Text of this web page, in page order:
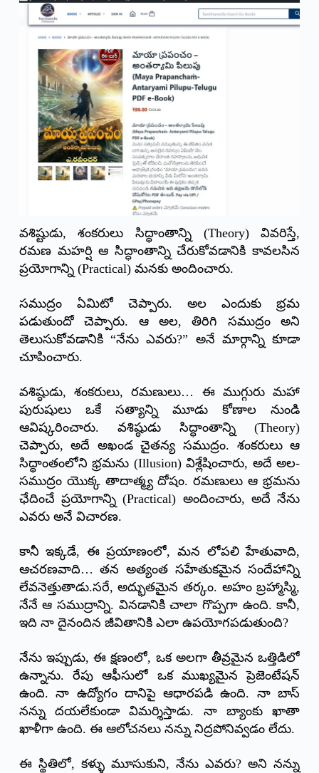
వశిష్టుడు, శంకరులు సిద్ధాంతాన్ని (Theory) వివరిస్తే,
రమణ మహర్షి ఆ సిద్ధాంతాన్ని చేరుకోవడానికి కావలసిన
ప్రయోగాన్ని (Practical) మనకు అందించారు.
సముద్రం ఏమిటో చెప్పారు. అల ఎందుకు భ్రమ
పడుతుందో చెప్పారు. ఆ అల, తిరిగి సముద్రం అని
తెలుసుకోవడానికి “నేను ఎవరు?” అనే మార్గాన్ని కూడా
చూపించారు.
వశిష్ఠుడు, శంకరులు, రమణులు… ఈ ముగ్గురు మహా
పురుషులు ఒకే సత్యాన్ని మూడు కోణాల నుండి
ఆవిష్కరించారు. వశిష్ఠుడు సిద్ధాంతాన్ని (Theory)
చెప్పారు, అదే అఖండ చైతన్య సముద్రం. శంకరులు ఆ
సిద్ధాంతంలోని భ్రమను (Illusion) విశ్లేషించారు, అదే అల-
సముద్రం యొక్క తాదాత్మ్య దోషం. రమణులు ఆ భ్రమను
ఛేదించే ప్రయోగాన్ని (Practical) అందించారు, అదే నేను
ఎవరు అనే విచారణ.
కానీ ఇక్కడే, ఈ ప్రయాణంలో, మన లోపలి హేతువాది,
ఆచరణవాది… తన అత్యంత సహేతుకమైన సందేహాన్ని
లేవనెత్తుతాడు.సరే, అద్భుతమైన తర్కం. అహం బ్రహ్మాస్మి,
నేనే ఆ సముద్రాన్ని. వినడానికి చాలా గొప్పగా ఉంది. కానీ,
ఇది నా దైనందిన జీవితానికి ఎలా ఉపయోగపడుతుంది?
నేను ఇప్పుడు, ఈ క్షణంలో, ఒక అలగా తీవ్రమైన ఒత్తిడిలో
ఉన్నాను. రేపు ఆఫీసులో ఒక ముఖ్యమైన ప్రెజెంటేషన్
ఉంది. నా ఉద్యోగం దానిపై ఆధారపడి ఉంది. నా బాస్
నన్ను దయలేకుండా విమర్శిస్తాడు. నా బ్యాంకు ఖాతా
ఖాళీగా ఉంది. ఈ ఆలోచనలు నన్ను నిద్రపోనివ్వడం లేదు.
ఈ స్థితిలో, కళ్ళు మూసుకుని, నేను ఎవరు? అని నన్ను